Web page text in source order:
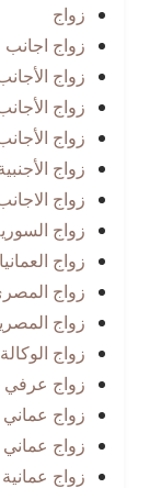
زواج
زواج اجانب
زواج
زواج
زواج
زواج
زواج
زواج
زواج
زواج
زواج
زواج الوكالة
زواج عرفي
زواج عماني
زواج عماني
زواج